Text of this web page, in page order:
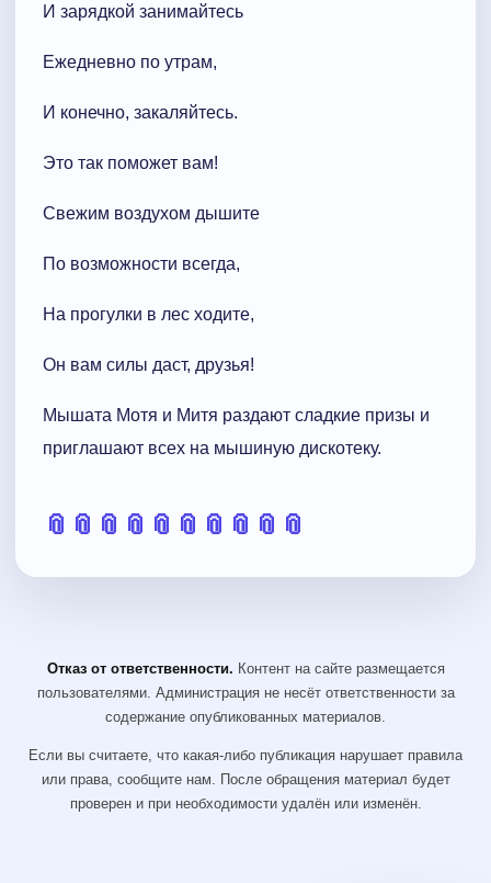
И зарядкой занимайтесь
Ежедневно по утрам,
И конечно, закаляйтесь.
Это так поможет вам!
Свежим воздухом дышите
По возможности всегда,
На прогулки в лес ходите,
Он вам силы даст, друзья!
Мышата Мотя и Митя раздают сладкие призы и
приглашают всех на мышиную дискотеку.
📎 📎 📎 📎 📎 📎 📎 📎 📎 📎
Отказ от ответственности. Контент на сайте размещается
пользователями. Администрация не несёт ответственности за
содержание опубликованных материалов.
Если вы считаете, что какая-либо публикация нарушает правила
или права, сообщите нам. После обращения материал будет
проверен и при необходимости удалён или изменён.